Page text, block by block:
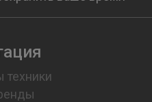
техники